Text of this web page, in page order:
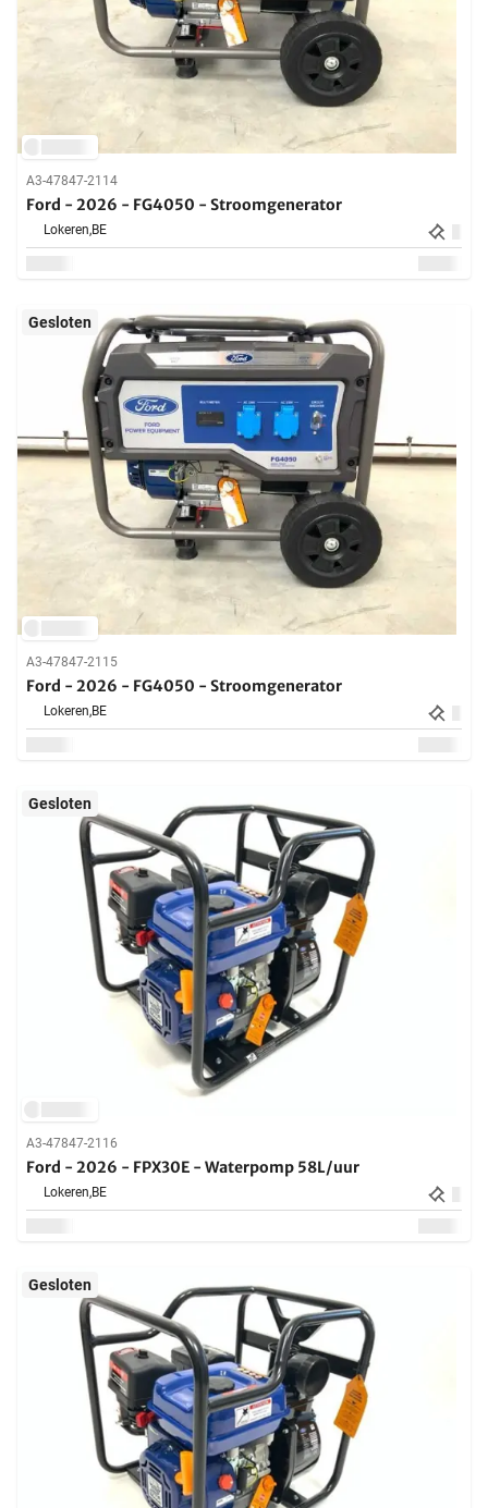
A3-47847-2114
Ford - 2026 - FG4050 - Stroomgenerator
Lokeren,BE
Gesloten
A3-47847-2115
Ford - 2026 - FG4050 - Stroomgenerator
Lokeren,BE
Gesloten
A3-47847-2116
Ford - 2026 - FPX30E - Waterpomp 58L/uur
Lokeren,BE
Gesloten